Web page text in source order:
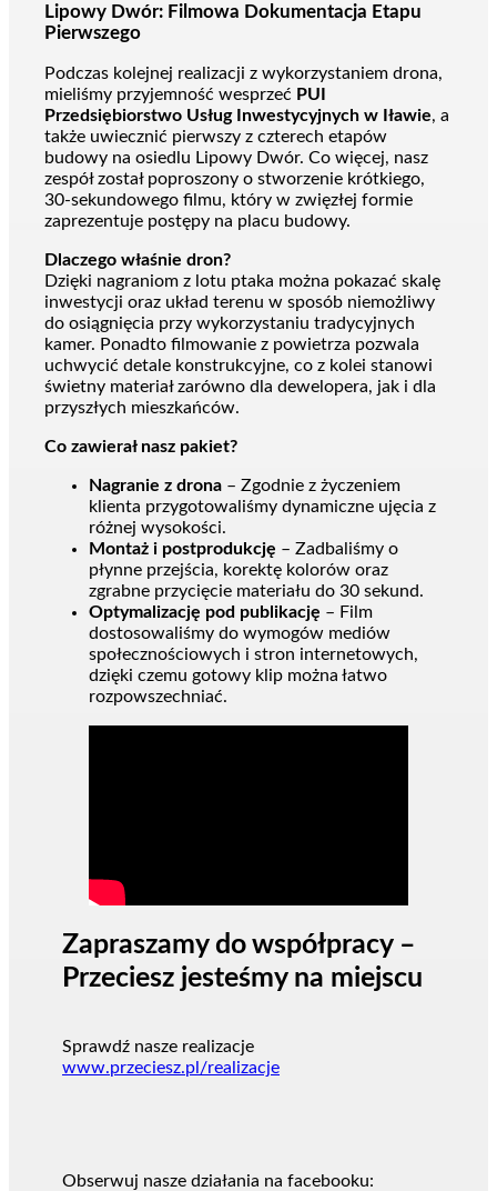
Lipowy Dwór: Filmowa Dokumentacja Etapu
Pierwszego
Podczas kolejnej realizacji z wykorzystaniem drona,
mieliśmy przyjemność wesprzeć PUI
Przedsiębiorstwo Usług Inwestycyjnych w Iławie, a
także uwiecznić pierwszy z czterech etapów
budowy na osiedlu Lipowy Dwór. Co więcej, nasz
zespół został poproszony o stworzenie krótkiego,
30-sekundowego filmu, który w zwięzłej formie
zaprezentuje postępy na placu budowy.
Dlaczego właśnie dron?
Dzięki nagraniom z lotu ptaka można pokazać skalę
inwestycji oraz układ terenu w sposób niemożliwy
do osiągnięcia przy wykorzystaniu tradycyjnych
kamer. Ponadto filmowanie z powietrza pozwala
uchwycić detale konstrukcyjne, co z kolei stanowi
świetny materiał zarówno dla dewelopera, jak i dla
przyszłych mieszkańców.
Co zawierał nasz pakiet?
Nagranie z drona – Zgodnie z życzeniem
klienta przygotowaliśmy dynamiczne ujęcia z
różnej wysokości.
Montaż i postprodukcję – Zadbaliśmy o
płynne przejścia, korektę kolorów oraz
zgrabne przycięcie materiału do 30 sekund.
Optymalizację pod publikację – Film
dostosowaliśmy do wymogów mediów
społecznościowych i stron internetowych,
dzięki czemu gotowy klip można łatwo
rozpowszechniać.
Zapraszamy do współpracy –
Przeciesz jesteśmy na miejscu
Sprawdź nasze realizacje
www.przeciesz.pl/realizacje
Obserwuj nasze działania na facebooku: